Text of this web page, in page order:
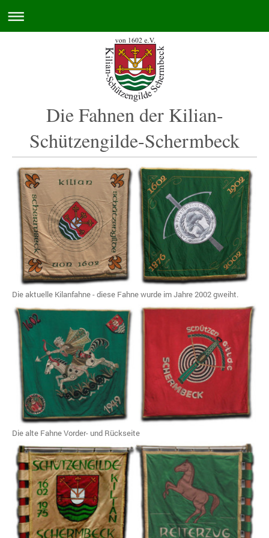
Die Fahnen der Kilian-
Schützengilde-Schermbeck
Die aktuelle Kilanfahne - diese Fahne wurde im Jahre 2002 gweiht.
Die alte Fahne Vorder- und Rückseite